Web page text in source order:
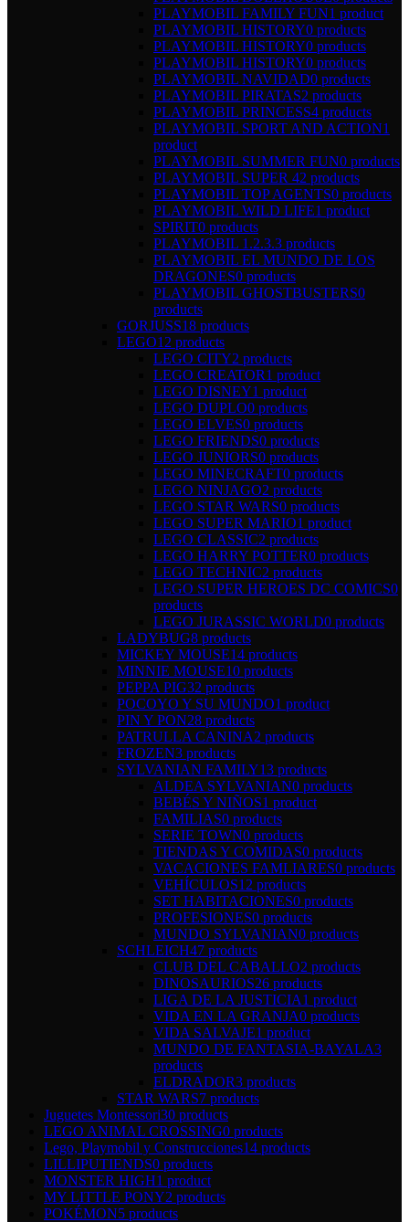
PLAYMOBIL FAMILY FUN1 product
PLAYMOBIL HISTORY0 products
PLAYMOBIL HISTORY0 products
PLAYMOBIL HISTORY0 products
PLAYMOBIL NAVIDAD0 products
PLAYMOBIL PIRATAS2 products
PLAYMOBIL PRINCESS4 products
PLAYMOBIL SPORT AND ACTION1
product
PLAYMOBIL SUMMER FUN0 products
PLAYMOBIL SUPER 42 products
PLAYMOBIL TOP AGENTS0 products
PLAYMOBIL WILD LIFE1 product
SPIRIT0 products
PLAYMOBIL 1.2.3.3 products
PLAYMOBIL EL MUNDO DE LOS
DRAGONES0 products
PLAYMOBIL GHOSTBUSTERS0
products
GORJUSS18 products
LEGO12 products
LEGO CITY2 products
LEGO CREATOR1 product
LEGO DISNEY1 product
LEGO DUPLO0 products
LEGO ELVES0 products
LEGO FRIENDS0 products
LEGO JUNIORS0 products
LEGO MINECRAFT0 products
LEGO NINJAGO2 products
LEGO STAR WARS0 products
LEGO SUPER MARIO1 product
LEGO CLASSIC2 products
LEGO HARRY POTTER0 products
LEGO TECHNIC2 products
LEGO SUPER HEROES DC COMICS0
products
LEGO JURASSIC WORLD0 products
LADYBUG8 products
MICKEY MOUSE14 products
MINNIE MOUSE10 products
PEPPA PIG32 products
POCOYO Y SU MUNDO1 product
PIN Y PON28 products
PATRULLA CANINA2 products
FROZEN3 products
SYLVANIAN FAMILY13 products
ALDEA SYLVANIAN0 products
BEBÉS Y NIÑOS1 product
FAMILIAS0 products
SERIE TOWN0 products
TIENDAS Y COMIDAS0 products
VACACIONES FAMLIARES0 products
VEHÍCULOS12 products
SET HABITACIONES0 products
PROFESIONES0 products
MUNDO SYLVANIAN0 products
SCHLEICH47 products
CLUB DEL CABALLO2 products
DINOSAURIOS26 products
LIGA DE LA JUSTICIA1 product
VIDA EN LA GRANJA0 products
VIDA SALVAJE1 product
MUNDO DE FANTASIA-BAYALA3
products
ELDRADOR3 products
STAR WARS7 products
Juguetes Montessori30 products
LEGO ANIMAL CROSSING0 products
Lego, Playmobil y Construcciones14 products
LILLIPUTIENDS0 products
MONSTER HIGH1 product
MY LITTLE PONY2 products
POKÉMON5 products